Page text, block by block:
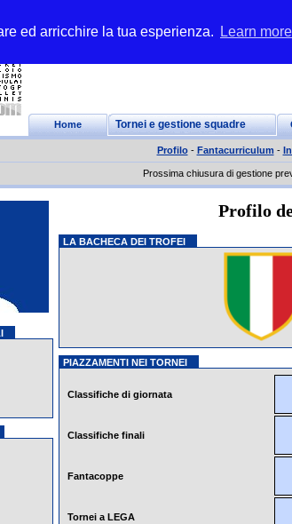
ed arricchire la tua esperienza. Learn more
Home Tornei e gestione squadre
Profilo- Fantacurriculum -
Prossima chiusura di gestione
Profilo
LA BACHECA DEI TROFEI
PIAZZAMENTI NEI TORNEI
Classifiche di giornata
Classifiche finali
Fantacoppe
Tornei a LEGA